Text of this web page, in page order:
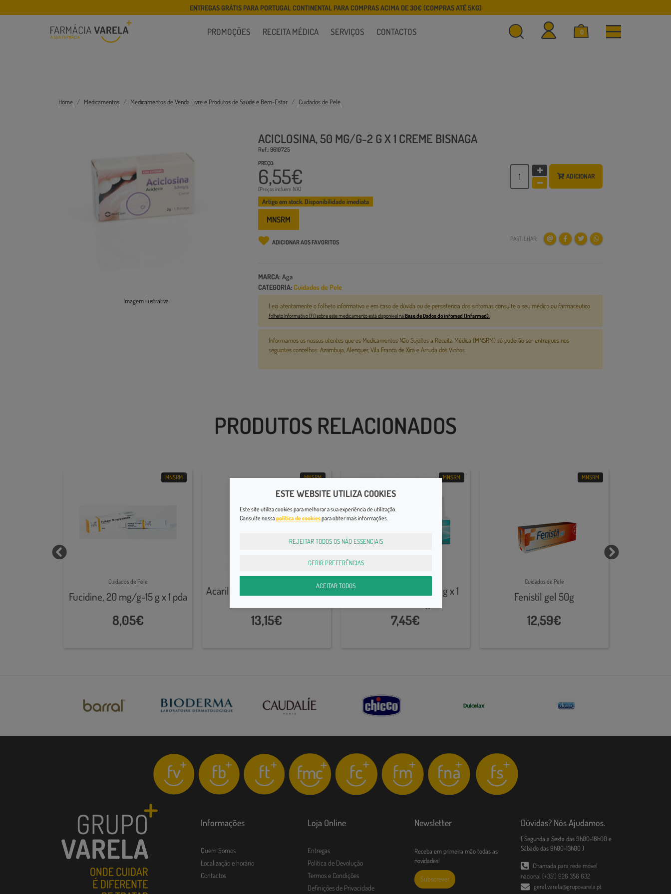
ENTREGAS GRÁTIS PARA PORTUGAL CONTINENTAL PARA COMPRAS ACIMA DE 30€ (COMPRAS ATÉ 5KG)
PROMOÇÕES RECEITA MÉDICA SERVIÇOS CONTACTOS 0
Home Medicamentos Medicamentos de Venda Livre e Produtos de Saúde e Bem-Estar Cuidados de Pele
Imagem ilustrativa
ACICLOSINA, 50 MG/G-2 G X 1 CREME BISNAGA
Ref.: 9610725
PREÇO:
6,55€
(Preços incluem IVA)
ADICIONAR
Artigo em stock. Disponibilidade imediata
MNSRM
ADICIONAR AOS FAVORITOS PARTILHAR:
MARCA:Aga
CATEGORIA:Cuidados de Pele
Leia atentamente o folheto informativo e em caso de dúvida ou de persistência dos sintomas consulte o seu médico ou farmacêutico
Folheto Informativo (FI) sobre este medicamento está disponível naBase de Dados do infomed (Infarmed)
Informamos os nossos utentes que os Medicamentos Não Sujeitos a Receita Médica (MNSRM) só poderão ser entregues nos
seguintes concelhos: Azambuja, Alenquer, Vila Franca de Xira e Arruda dos Vinhos.
PRODUTOS RELACIONADOS
MNSRM
Cuidados de Pele
Fucidine, 20 mg/g-15 g x 1 pda
8,05€
MNSRM
Acarilbial, 277 mg/mL-200mL
13,15€
MNSRM
Canesten, 10 mg/g-20 g x 1
7,45€
MNSRM
Cuidados de Pele
Fenistil gel 50g
12,59€
Informações
Quem Somos
Localização e horário
Contactos
Loja Online
Entregas
Política de Devolução
Termos e Condições
Definições de Privacidade
Newsletter
Receba em primeira mão todas as
novidades!
Subscrever
Dúvidas? Nós Ajudamos.
( Segunda a Sexta das 9h00-18h00 e
Sábado das 9h00-13h00 )
Chamada para rede móvel
nacional (+351) 926 356 632
geral.varela@grupovarela.pt
ESTE WEBSITE UTILIZA COOKIES
Este site utiliza cookies para melhorar a sua experiência de utilização.
Consulte nossapolítica de cookiespara obter mais informações.
REJEITAR TODOS OS NÃO ESSENCIAIS
GERIR PREFERÊNCIAS
ACEITAR TODOS